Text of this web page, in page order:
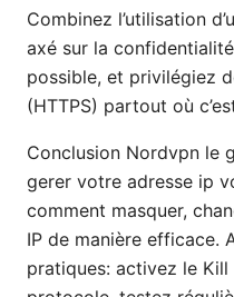
Combinez l’utilisation
axé sur la
possible, et privilégiez
(HTTPS) partout où
Conclusion Nordvpn le
gerer votre adresse ip
comment masquer,
IP de manière efficace.
pratiques: activez le